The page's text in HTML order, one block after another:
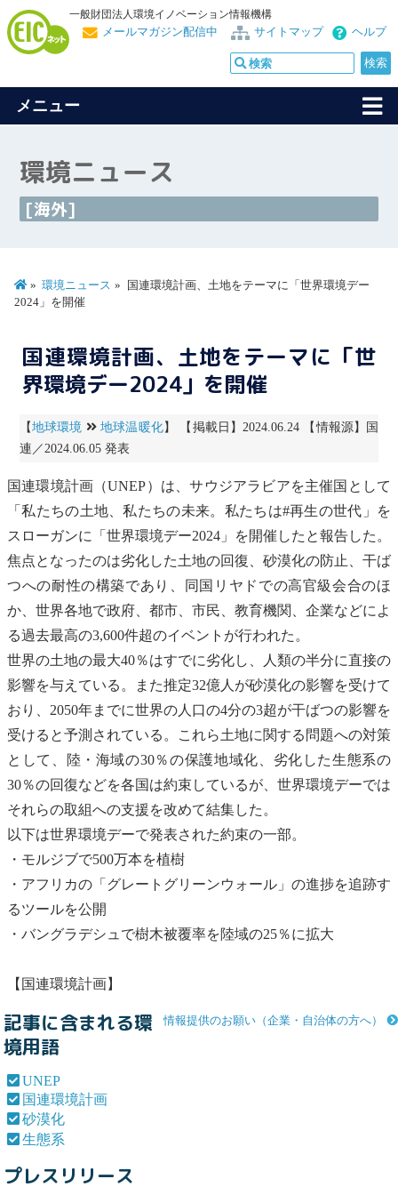
一般財団法人環境イノベーション情報機構
ヘルプ
サイトマップ
メールマガジン配信中
メニュー
環境ニュース
[海外]
環境ニュース
国連環境計画、土地をテーマに「世界環境デー
2024」を開催
国連環境計画、土地をテーマに「世
界環境デー2024」を開催
【地球環境 地球温暖化】 【掲載日】2024.06.24 【情報源】国
連／2024.06.05 発表
国連環境計画 （UNEP）は、サウジアラビアを主催国として
「私たちの土地、私たちの未来。私たちは#再生の世代」を
スローガンに「世界環境デー2024」を開催したと報告した。
焦点となったのは劣化した土地の回復、 砂漠化の防止、干ば
つへの耐性の構築であり、同国リヤドでの高官級会合のほ
か、世界各地で政府、都市、市民、教育機関、企業などによ
る過去最高の3,600件超のイベントが行われた。
世界の土地の最大40％はすでに劣化し、人類の半分に直接の
影響を与えている。また推定32億人が砂漠化の影響を受けて
おり、2050年までに世界の人口の4分の3超が干ばつの影響を
受けると予測されている。これら土地に関する問題への対策
として、陸・海域の30％の保護地域化、劣化した生態系の
30％の回復などを各国は約束しているが、世界環境デーでは
それらの取組への支援を改めて結集した。
以下は世界環境デーで発表された約束の一部。
・モルジブで500万本を植樹
・アフリカの「グレートグリーンウォール」の進捗を追跡す
るツールを公開
・バングラデシュで樹木被覆率を陸域の25％に拡大
【 国連環境計画】
情報提供のお願い（企業・自治体の方へ）
記事に含まれる環
境用語
UNEP
国連環境計画
砂漠化
生態系
プレスリリース